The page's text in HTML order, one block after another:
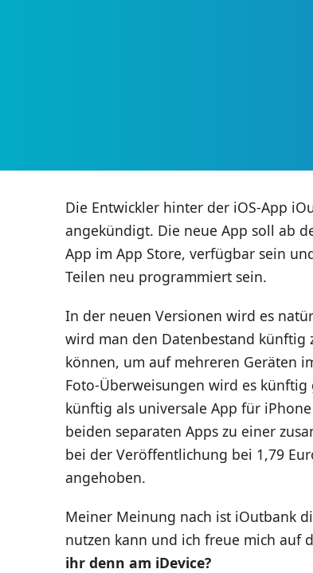
Die Entwickler hinter der iOS-App
angekündigt. Die neue App soll ab
App im App Store, verfügbar sein
Teilen neu programmiert sein.
In der neuen Versionen wird es
wird man den Datenbestand künftig
können, um auf mehreren Geräten
Foto-Überweisungen wird es
künftig als universale App für
beiden separaten Apps zu einer
bei der Veröffentlichung bei 1,79
angehoben.
Meiner Meinung nach ist iOutbank
nutzen kann und ich freue mich auf
ihr denn am iDevice?